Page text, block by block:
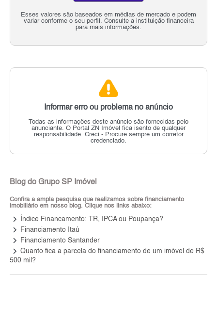
Esses valores são baseados em médias de mercado e podem
variar conforme o seu perfil. Consulte a instituição financeira
para mais informações.
Informar erro ou problema no anúncio
Todas as informações deste anúncio são fornecidas pelo
anunciante. O Portal ZN Imóvel fica isento de qualquer
responsabilidade. Creci - Procure sempre um corretor
credenciado.
Blog do Grupo SP Imóvel
Confira a ampla pesquisa que realizamos sobre financiamento
imobiliário em nosso blog. Clique nos links abaixo:
keyboard_arrow_right Índice Financamento: TR, IPCA ou Poupança?
keyboard_arrow_right Financiamento Itaú
keyboard_arrow_right Financiamento Santander
keyboard_arrow_right Quanto fica a parcela do financiamento de um imóvel de R$
500 mil?